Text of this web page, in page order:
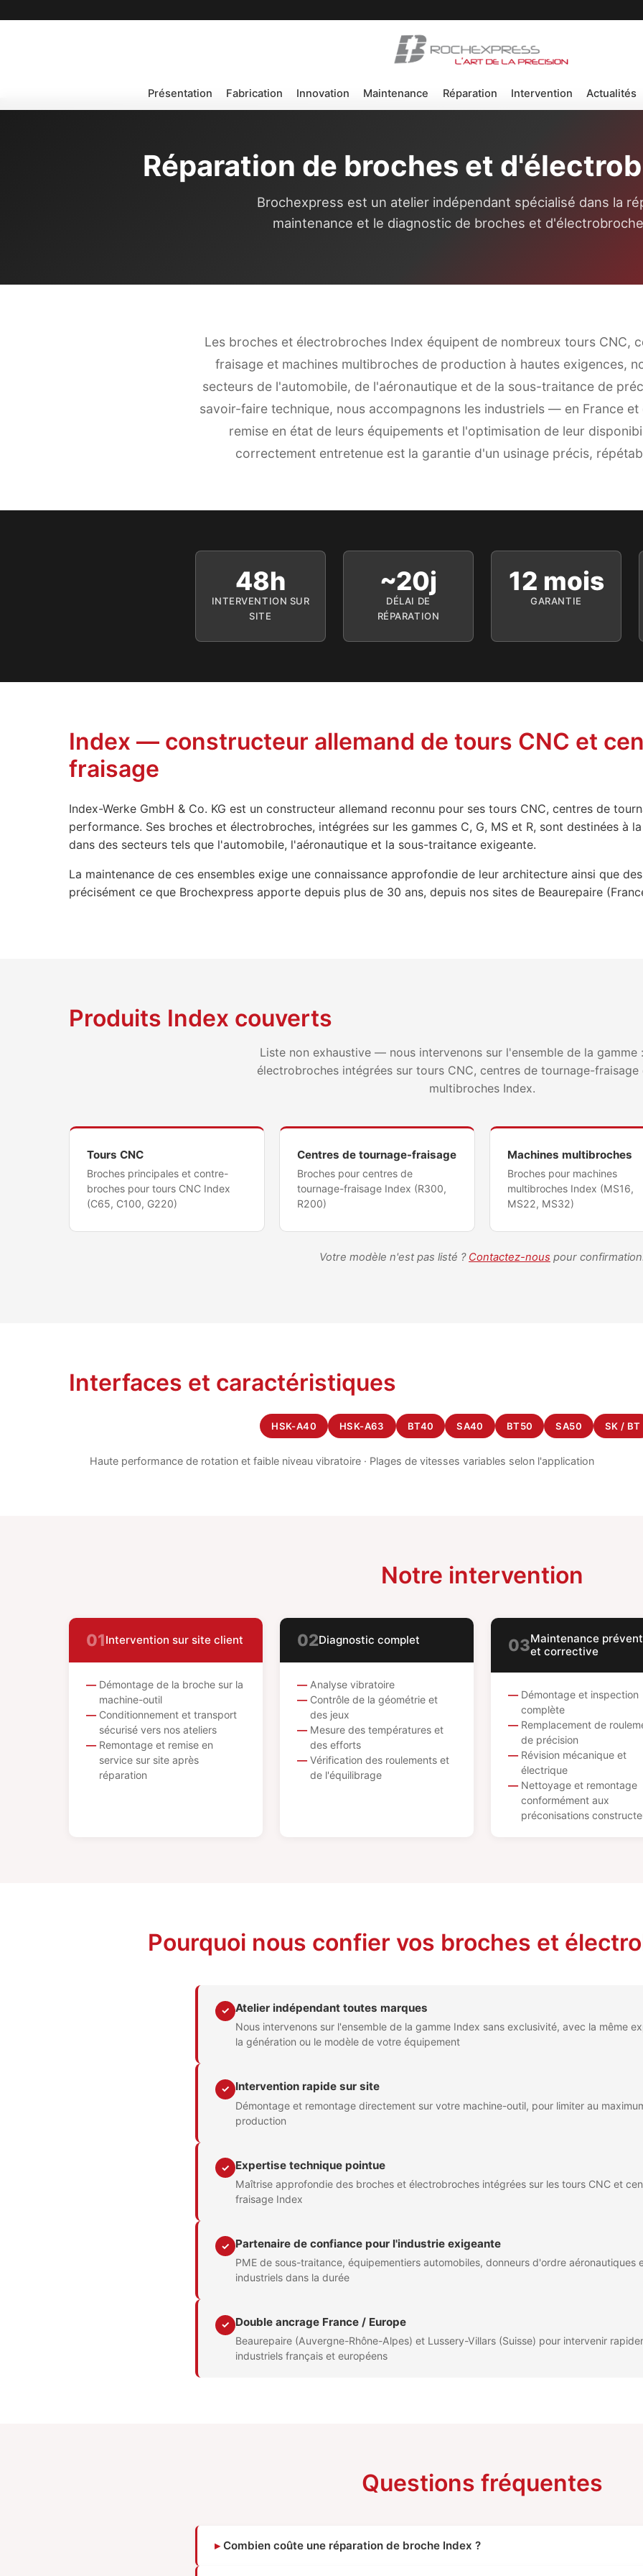
Présentation Fabrication Innovation Maintenance Réparation Intervention Actualités
Réparation de broches et
Brochexpress est un atelier indépendant spécialisé dans la
maintenance et le diagnostic de broches et
Les broches et électrobroches Index équipent de nombreux tours CNC,
fraisage et machines multibroches de production à hautes exigences,
secteurs de l'automobile, de l'aéronautique et de la sous-traitance de
savoir-faire technique, nous accompagnons les industriels — en France
remise en état de leurs équipements et l'optimisation de leur
correctement entretenue est la garantie d'un usinage précis,
48h
INTERVENTION SUR
SITE
~20j
DÉLAI DE
RÉPARATION
12 mois
GARANTIE
Index — constructeur allemand de tours CNC et
fraisage
Index-Werke GmbH & Co. KG est un constructeur allemand reconnu pour ses tours CNC, centres de
performance. Ses broches et électrobroches, intégrées sur les gammes C, G, MS et R, sont destinées à
dans des secteurs tels que l'automobile, l'aéronautique et la sous-traitance exigeante.
La maintenance de ces ensembles exige une connaissance approfondie de leur architecture ainsi que
précisément ce que Brochexpress apporte depuis plus de 30 ans, depuis nos sites de Beaurepaire
Produits Index couverts
Liste non exhaustive — nous intervenons sur l'ensemble de la gamme
électrobroches intégrées sur tours CNC, centres de tournage-fraisage
multibroches Index.
Tours CNC
Broches principales et contre-
broches pour tours CNC Index
(C65, C100, G220)
Centres de tournage-fraisage
Broches pour centres de
tournage-fraisage Index (R300,
R200)
Machines multibroches
Broches pour machines
multibroches Index (MS16,
MS22, MS32)
Votre modèle n'est pas listé ? Contactez-nous pour
Interfaces et caractéristiques
HSK-A40 HSK-A63 BT40 SA40 BT50 SA50 SK / BT
Haute performance de rotation et faible niveau vibratoire · Plages de vitesses variables selon l'application
Notre intervention
01Intervention sur site client
Démontage de la broche sur la
machine-outil
Conditionnement et transport
sécurisé vers nos ateliers
Remontage et remise en
service sur site après
réparation
02Diagnostic complet
Analyse vibratoire
Contrôle de la géométrie et
des jeux
Mesure des températures et
des efforts
Vérification des roulements et
de l'équilibrage
03Maintenance
et corrective
Démontage et inspection
complète
Remplacement de
de précision
Révision mécanique et
électrique
Nettoyage et remontage
conformément aux
préconisations
Pourquoi nous confier vos broches et
✓ Atelier indépendant toutes marques
Nous intervenons sur l'ensemble de la gamme Index sans exclusivité, avec la même
la génération ou le modèle de votre équipement
✓ Intervention rapide sur site
Démontage et remontage directement sur votre machine-outil, pour limiter au
production
✓ Expertise technique pointue
Maîtrise approfondie des broches et électrobroches intégrées sur les tours CNC et
fraisage Index
✓ Partenaire de confiance pour l'industrie exigeante
PME de sous-traitance, équipementiers automobiles, donneurs d'ordre aéronautiques
industriels dans la durée
✓ Double ancrage France / Europe
Beaurepaire (Auvergne-Rhône-Alpes) et Lussery-Villars (Suisse) pour intervenir
industriels français et européens
Questions fréquentes
Combien coûte une réparation de broche Index ?